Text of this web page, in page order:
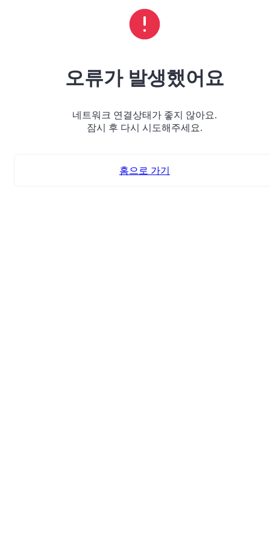
오류가 발생했어요
네트워크 연결상태가 좋지 않아요.
잠시 후 다시 시도해주세요.
홈으로 가기